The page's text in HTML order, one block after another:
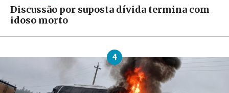
Discussão por suposta dívida termina com
idoso morto
4